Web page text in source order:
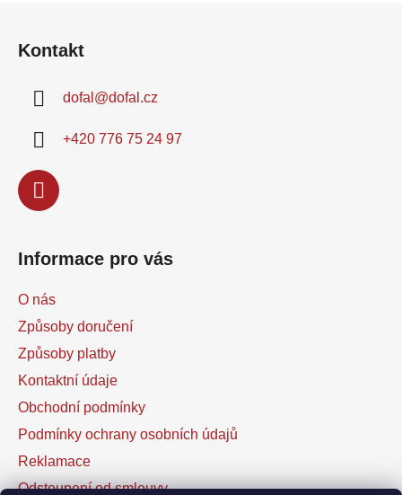
Kontakt
dofal @dofal.cz
+420 776 75 24 97
Informace pro vás
O nás
Způsoby doručení
Způsoby platby
Kontaktní údaje
Obchodní podmínky
Podmínky ochrany osobních údajů
Reklamace
Odstoupení od smlouvy